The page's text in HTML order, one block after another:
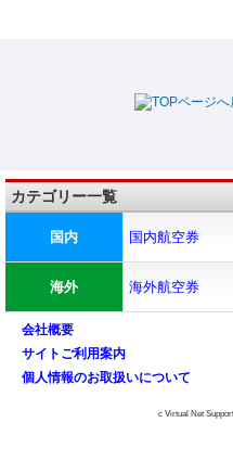
カテゴリー一覧
国内 国内航空券
海外 海外航空券
会社概要
サイトご利用案内
個人情報のお取扱いについて
c Virtual Net